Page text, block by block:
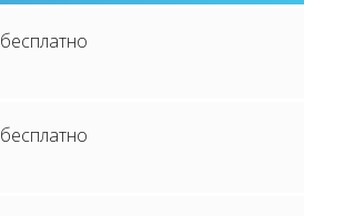
бесплатно
бесплатно